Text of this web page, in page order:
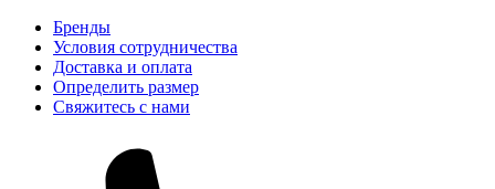
Бренды
Условия сотрудничества
Доставка и оплата
Определить размер
Свяжитесь с нами